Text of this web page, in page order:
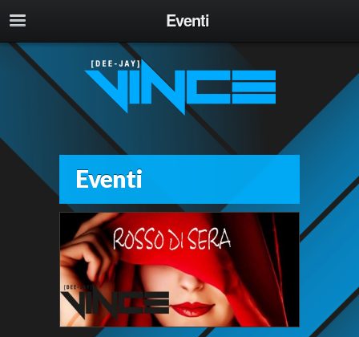
Eventi
Eventi